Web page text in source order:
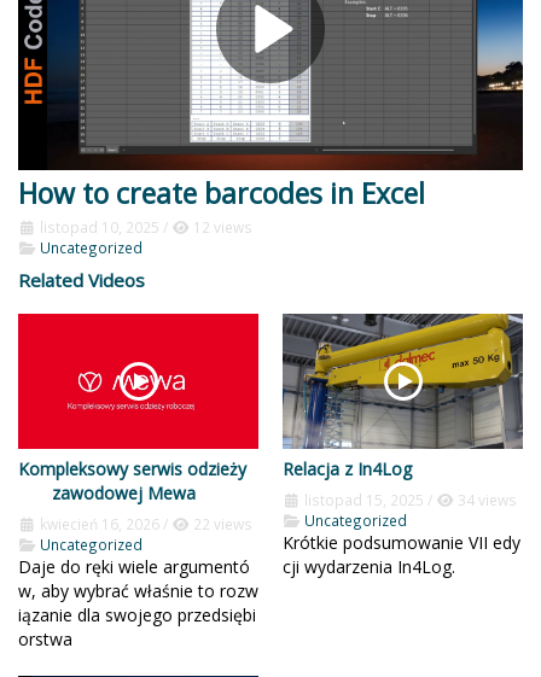
How to create barcodes in Excel
listopad 10, 2025 /
12 views
Uncategorized
Related Videos
Kompleksowy serwis odzieży
zawodowej Mewa
kwiecień 16, 2026/
22 views
Uncategorized
Daje do ręki wiele argumentó
w, aby wybrać właśnie to rozw
iązanie dla swojego przedsiębi
orstwa
Relacja z In4Log
listopad 15, 2025 /
34 views
Uncategorized
Krótkie podsumowanie VII edy
cji wydarzenia In4Log.